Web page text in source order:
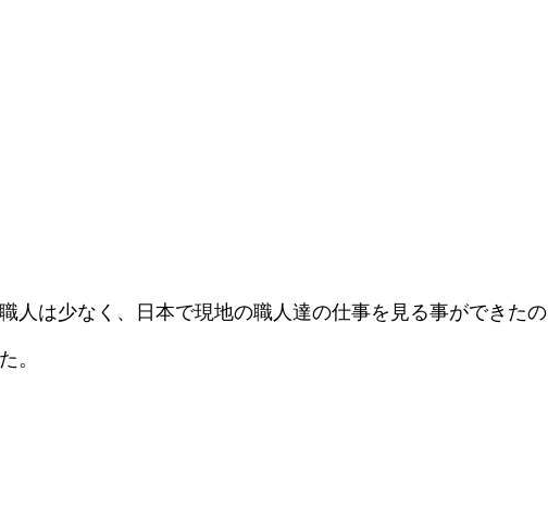
人は少なく、日本で現地の職人達の仕事を見る事ができたの
。